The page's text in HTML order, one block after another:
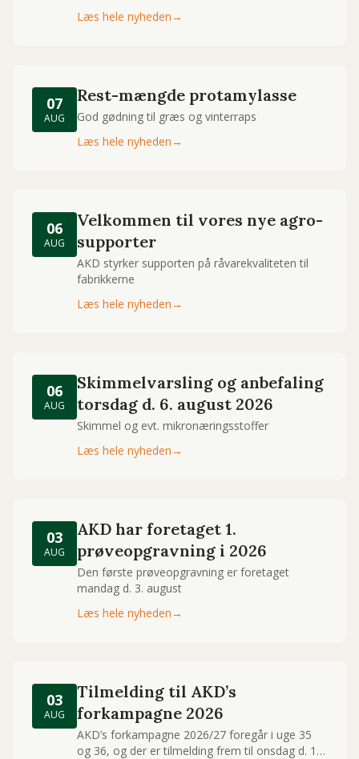
Læs hele nyheden→
07
AUG
Rest-mængde protamylasse
God gødning til græs og vinterraps
Læs hele nyheden→
06
AUG
Velkommen til vores nye agro-
supporter
AKD styrker supporten på råvarekvaliteten til
fabrikkerne
Læs hele nyheden→
06
AUG
Skimmelvarsling og anbefaling
torsdag d. 6. august 2026
Skimmel og evt. mikronæringsstoffer
Læs hele nyheden→
03
AUG
AKD har foretaget 1.
prøveopgravning i 2026
Den første prøveopgravning er foretaget
mandag d. 3. august
Læs hele nyheden→
03
AUG
Tilmelding til AKD’s
forkampagne 2026
AKD’s forkampagne 2026/27 foregår i uge 35
og 36, og der er tilmelding frem til onsdag d. 12.